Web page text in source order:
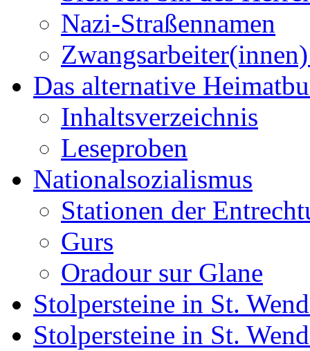
Nazi-Straßennamen
Das alternative
Inhaltsverzeichnis
Leseproben
Nationalsozialismus
Stationen der
Gurs
Oradour sur Glane
Stolpersteine in St.
Stolpersteine in St.